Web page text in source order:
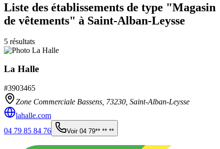
Liste des établissements de type "Magasin
de vêtements" à Saint-Alban-Leysse
5 résultats
La Halle
#3903465
Zone Commerciale Bassens, 73230 Saint-Alban-Leysse
lahalle.com
04 79 85 84 76
Voir 04 79** ** **